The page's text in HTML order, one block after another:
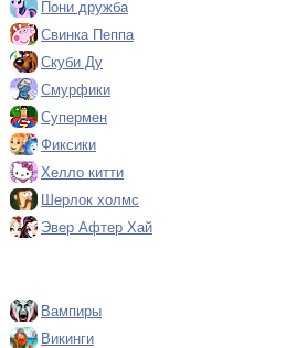
Пони дружба
Свинка Пеппа
Скуби Ду
Смурфики
Супермен
Фиксики
Хелло китти
Шерлок холмс
Эвер Афтер Хай
Вампиры
Викинги